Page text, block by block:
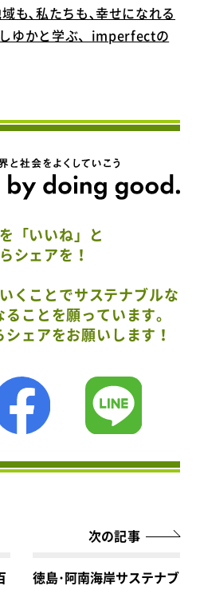
も､私たちも､幸せになれる
ゆかと学ぶ、imperfectの
「いいね」と
シェアを！
くことでサステナブルな
ことを願っています。
ェアをお願いします！
次の記事
徳島･阿南海岸サステナブ